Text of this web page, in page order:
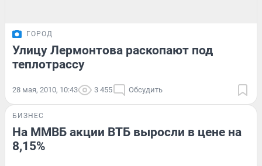
ГОРОД
Улицу Лермонтова раскопают под
теплотрассу
28 мая, 2010, 10:43 3 455 Обсудить
БИЗНЕС
На ММВБ акции ВТБ выросли в цене на
8,15%